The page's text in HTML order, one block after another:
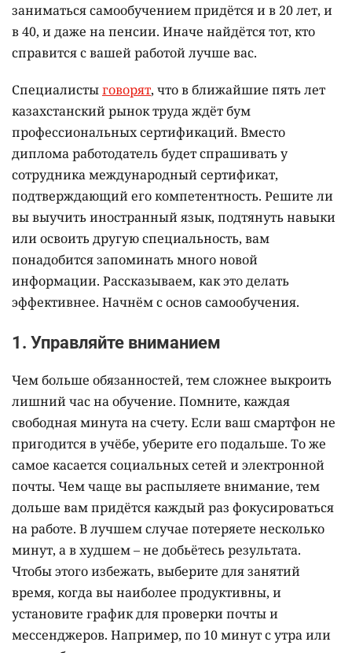
заниматься самообучением придётся и в 20 лет, и
в 40, и даже на пенсии. Иначе найдётся тот, кто
справится с вашей работой лучше вас.
Специалистыговорят, что в ближайшие пять лет
казахстанский рынок труда ждёт бум
профессиональных сертификаций. Вместо
диплома работодатель будет спрашивать у
сотрудника международный сертификат,
подтверждающий его компетентность. Решите ли
вы выучить иностранный язык, подтянуть навыки
или освоить другую специальность, вам
понадобится запоминать много новой
информации. Рассказываем, как это делать
эффективнее. Начнём с основ самообучения.
1. Управляйте вниманием
Чем больше обязанностей, тем сложнее выкроить
лишний час на обучение. Помните, каждая
свободная минута на счету. Если ваш смартфон не
пригодится в учёбе, уберите его подальше. То же
самое касается социальных сетей и электронной
почты. Чем чаще вы распыляете внимание, тем
дольше вам придётся каждый раз фокусироваться
на работе. В лучшем случае потеряете несколько
минут, а в худшем – не добьётесь результата.
Чтобы этого избежать, выберите для занятий
время, когда вы наиболее продуктивны, и
установите график для проверки почты и
мессенджеров. Например, по 10 минут с утра или